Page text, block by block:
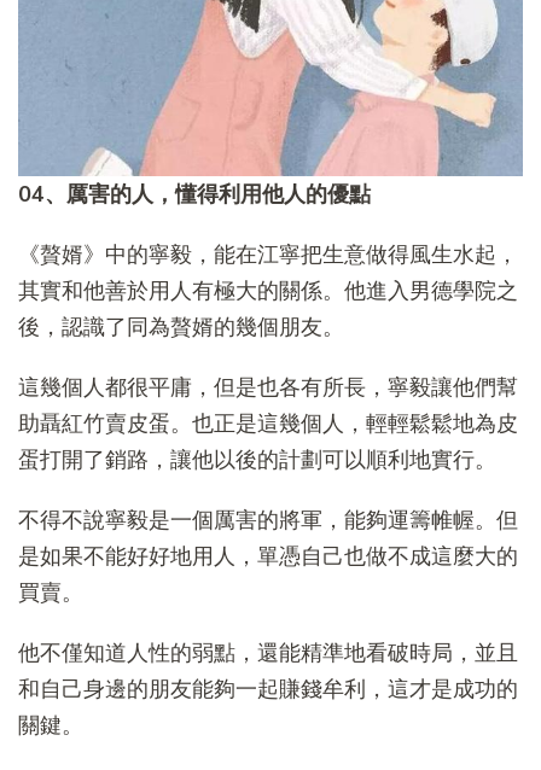
04、厲害的人，懂得利用他人的優點
《贅婿》中的寧毅，能在江寧把生意做得風生水起，
其實和他善於用人有極大的關係。他進入男德學院之
後，認識了同為贅婿的幾個朋友。
這幾個人都很平庸，但是也各有所長，寧毅讓他們幫
助聶紅竹賣皮蛋。也正是這幾個人，輕輕鬆鬆地為皮
蛋打開了銷路，讓他以後的計劃可以順利地實行。
不得不說寧毅是一個厲害的將軍，能夠運籌帷幄。但
是如果不能好好地用人，單憑自己也做不成這麼大的
買賣。
他不僅知道人性的弱點，還能精準地看破時局，並且
和自己身邊的朋友能夠一起賺錢牟利，這才是成功的
關鍵。